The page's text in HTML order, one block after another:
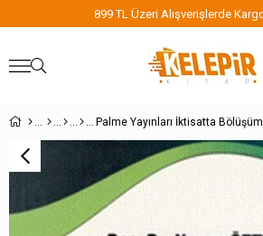
899 TL Üzeri Alışverişlerde Kargo Ücretsiz
Palme Yayınları İktisatta Bölüşüm